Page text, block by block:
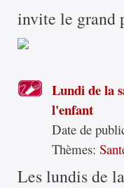
invite le grand
Lundi de la
l'enfant
Date de
Thèmes:
Les lundis de